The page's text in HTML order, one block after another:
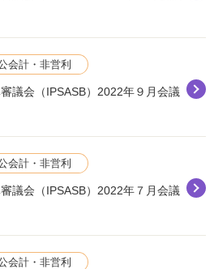
会計・非営利
議会（IPSASB）2022年９月会議
会計・非営利
議会（IPSASB）2022年７月会議
会計・非営利